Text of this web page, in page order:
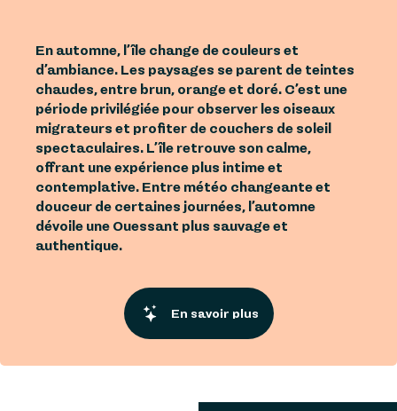
En automne, l’île change de couleurs et
d’ambiance. Les paysages se parent de teintes
chaudes, entre brun, orange et doré. C’est une
période privilégiée pour observer les oiseaux
migrateurs et profiter de couchers de soleil
spectaculaires. L’île retrouve son calme,
offrant une expérience plus intime et
contemplative. Entre météo changeante et
douceur de certaines journées, l’automne
dévoile une Ouessant plus sauvage et
authentique.
En savoir plus